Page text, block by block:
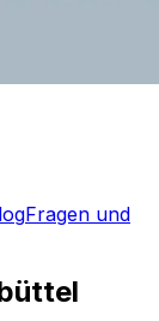
Fragen und